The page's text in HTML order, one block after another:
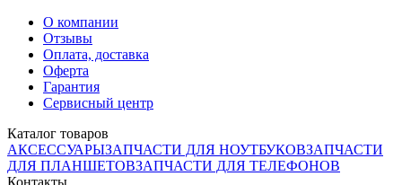
О компании
Отзывы
Оплата, доставка
Оферта
Гарантия
Сервисный центр
Каталог товаров
АКСЕССУАРЫЗАПЧАСТИ ДЛЯ НОУТБУКОВЗАПЧАСТИ
ДЛЯ ПЛАНШЕТОВЗАПЧАСТИ ДЛЯ ТЕЛЕФОНОВ
Контакты